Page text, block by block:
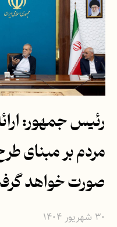
رئیس جمهور:
مردم بر مبنای
صورت خواهد
۳۰ شهریور ۱۴۰۴